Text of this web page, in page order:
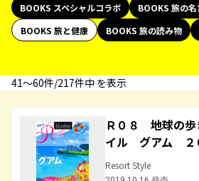
BOOKS スペシャルコラボ
BOOKS 旅の名
BOOKS 旅と健康
BOOKS 旅の読み物
41〜60件/217件中 を表示
Ｒ０８ 地球の
イル グアム ２
Resort Style